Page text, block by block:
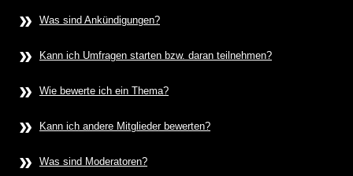
» Was sind Ankündigungen?
» Kann ich Umfragen starten bzw. daran teilnehmen?
» Wie bewerte ich ein Thema?
» Kann ich andere Mitglieder bewerten?
» Was sind Moderatoren?